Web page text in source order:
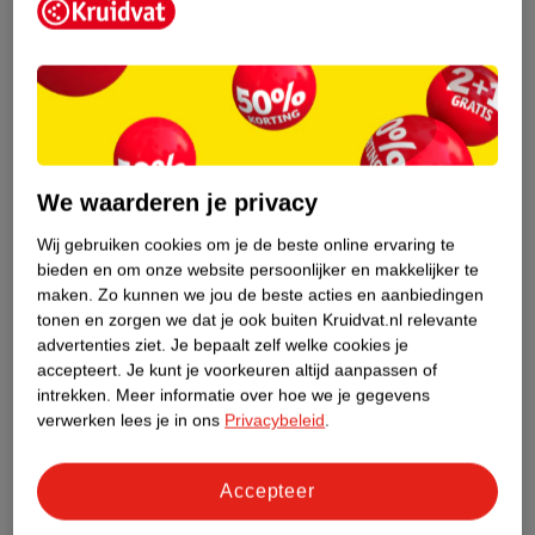
Zilver, 4kg
22.95
AJ-Sports
Halterschijven
Gietijzer (2 Stuks)
Multi, 50 KG
167.
99
We waarderen je privacy
Wij gebruiken cookies om je de beste online ervaring te
bieden en om onze website persoonlijker en makkelijker te
maken. Zo kunnen we jou de beste acties en aanbiedingen
tonen en zorgen we dat je ook buiten Kruidvat.nl relevante
advertenties ziet. Je bepaalt zelf welke cookies je
accepteert. Je kunt je voorkeuren altijd aanpassen of
intrekken. Meer informatie over hoe we je gegevens
verwerken lees je in ons Privacybeleid.
Accepteer